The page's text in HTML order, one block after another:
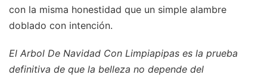
con la misma honestidad que un simple alambre
doblado con intención.
El Arbol De Navidad Con Limpiapipas es la prueba
definitiva de que la belleza no depende del